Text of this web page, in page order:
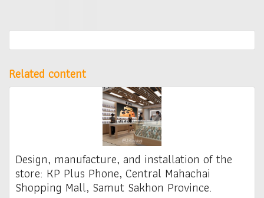
Related content
Design, manufacture, and installation of the
store: KP Plus Phone, Central Mahachai
Shopping Mall, Samut Sakhon Province.